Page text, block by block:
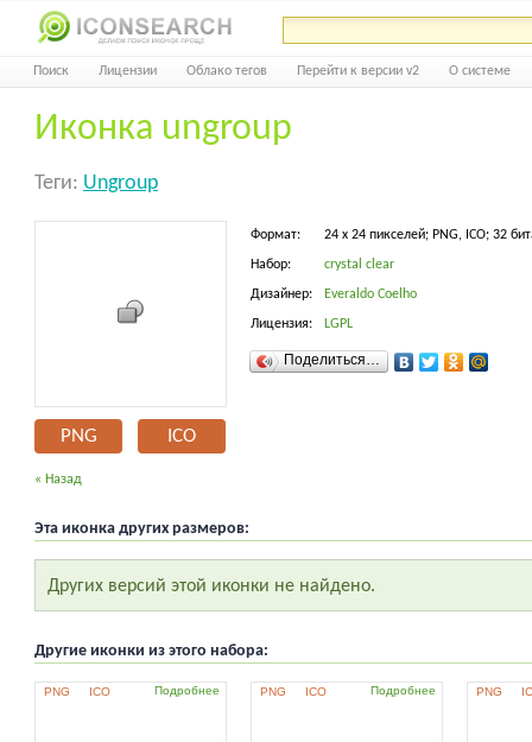
Поиск Лицензии Облако тегов Перейти к версии v2 О системе
Иконка ungroup
Теги: Ungroup
PNG ICO
Формат: 24 x 24 пикселей; PNG, ICO; 32
Набор: crystal clear
Дизайнер: Everaldo Coelho
Лицензия: LGPL
Поделиться…
« Назад
Эта иконка других размеров:
Других версий этой иконки не найдено.
Другие иконки из этого набора:
PNG ICO Подробнее PNG ICO Подробнее PNG